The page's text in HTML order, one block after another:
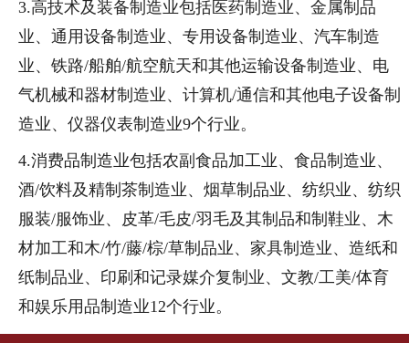
3.高技术及装备制造业包括医药制造业、金属制品
业、通用设备制造业、专用设备制造业、汽车制造
业、铁路/船舶/航空航天和其他运输设备制造业、电
气机械和器材制造业、计算机/通信和其他电子设备制
造业、仪器仪表制造业9个行业。
4.消费品制造业包括农副食品加工业、食品制造业、
酒/饮料及精制茶制造业、烟草制品业、纺织业、纺织
服装/服饰业、皮革/毛皮/羽毛及其制品和制鞋业、木
材加工和木/竹/藤/棕/草制品业、家具制造业、造纸和
纸制品业、印刷和记录媒介复制业、文教/工美/体育
和娱乐用品制造业12个行业。